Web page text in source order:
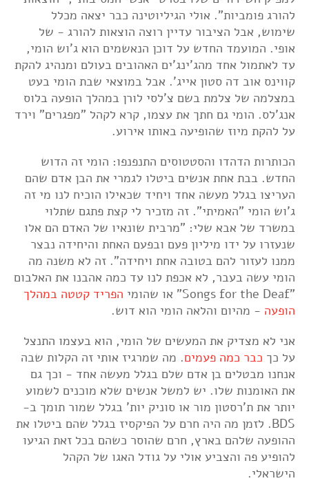
להורג פומביות". אולי הגיליוטינה כבר יצאה מכלל
שימוש, אבל הציבור עדיין רוצה הוצאות להורג - של
אופי. המועמד החדש על דוכן הנאשמים הוא ג'וש הומי,
עד לאתמול אחד מהג'ינג'ים האהובים בעולם ומנהיג להקת
קווינס אוב דה סטון אייג'. אבל במוצאי שבת הומי בעט
במצלמה של צלמת בשם צ'לסי לורן במהלך הופעה בלוס
אנג'לס. הומי גם חתך את עצמו, קרא לקהל "מפגרים" וירד
על להקת מיוז שהופיעה באותו אירוע.
הכותרות הדהדו והסטטוסים התנפנפו: הומי זה הדוש
החדש. בבת אחת אנשים ביטלו לגמרי את הבן אדם שהם
העריצו בגלל מעשה אחד ויחיד שכאילו הוכיח לנו מי זה
ג'וש הומי "האמיתי". זה מזכיר לי קצת פתגם שתלוי
במשרד של אבא שלי: "מרבית שונאיו של האדם הם אלו
שנעזרו על ידו מיליון פעם ובפעם האחת והיחידה נבצר
ממנו לעזור להם בטובה אחת ויחידה". זה לא משנה מה
הומי עשה בעבר, לא אכפת לנו עד כמה אהבנו את האלבום
"Songs for the Deaf" או שהומי
הפריד קטטה במהלך
הופעה - מהיום והלאה הומי הוא דוש.
אני לא מצדיק את המעשים של הומי, הוא בעצמו התנצל
על כך כבר כמה פעמים. מה שמרגיז אותי זה הקלות שבה
אנחנו מבטלים בן אדם שלם בגלל מעשה אחד - וכך גם
את האומנות שלו. יש למשל אנשים שלא מוכנים לשמוע
יותר את ת'רסטון מור או סוניק יות' בגלל שמור תומך ב-
BDS. לזמן מה היה חרם על הפיקסיז בגלל שהם ביטלו את
ההופעה שלהם בארץ, חרם שהוסר כשהם בכל זאת הגיעו
להופיע פה והצביע אולי על גודל האגו של הקהל
הישראלי.